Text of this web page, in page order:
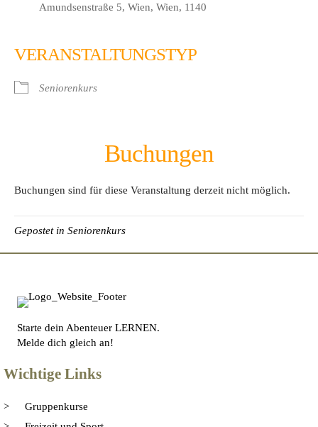
Amundsenstraße 5, Wien, Wien, 1140
VERANSTALTUNGSTYP
Seniorenkurs
Buchungen
Buchungen sind für diese Veranstaltung derzeit nicht möglich.
Gepostet in Seniorenkurs
Starte dein Abenteuer LERNEN.
Melde dich gleich an!
Wichtige Links
Gruppenkurse